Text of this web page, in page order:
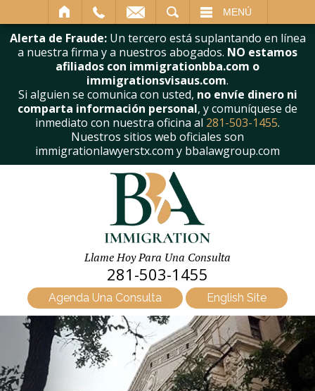
MENÚ
Alerta de Fraude:Un tercero está suplantando en línea
a nuestra firma y a nuestros abogados. NO estamos
afiliados con immigrationbba.com o
immigrationsvisaus.com.
Si alguien se comunica con usted, no envíe dinero ni
comparta información personal, y comuníquese de
inmediato con nuestra oficina al 281-503-1455.
Nuestros sitios web oficiales son
immigrationlawyerstx.com y bbalawgroup.com
Llame Hoy Para Una Consulta
281-503-1455
Agenda Una Consulta English Site